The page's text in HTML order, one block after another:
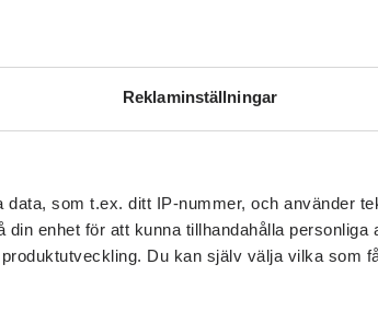
Reklaminställningar
data, som t.ex. ditt IP-nummer, och använder
enhet för att kunna tillhandahålla personliga
Du kan själv välja vilka som